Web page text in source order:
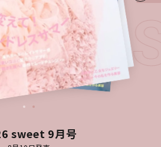
sweet 9月号